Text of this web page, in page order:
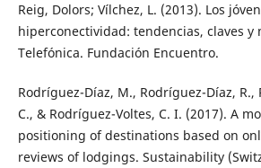
Reig, Dolors; Vílchez, L. (2013). Los
hiperconectividad: tendencias, claves y
Telefónica. Fundación Encuentro.
Rodríguez-Díaz, M., Rodríguez-Díaz, R.,
C., & Rodríguez-Voltes, C. I. (2017). A
positioning of destinations based on
reviews of lodgings. Sustainability